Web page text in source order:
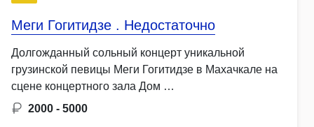
Меги Гогитидзе . Недостаточно
Долгожданный сольный концерт уникальной
грузинской певицы Меги Гогитидзе в Махачкале на
сцене концертного зала Дом …
2000 - 5000